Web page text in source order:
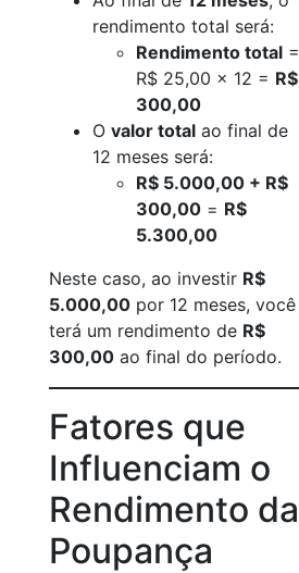
rendimento total será:
Rendimento total =
R$ 25,00 x 12 = R$
300,00
O valor total ao final de
12 meses será:
R$ 5.000,00 + R$
300,00 = R$
5.300,00
Neste caso, ao investir R$
5.000,00 por 12 meses, você
terá um rendimento de R$
300,00 ao final do período.
Fatores que
Influenciam o
Rendimento da
Poupança